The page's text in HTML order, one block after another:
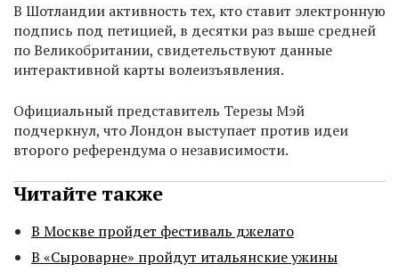
В Шотландии активность тех, кто ставит электронную
подпись под петицией, в десятки раз выше средней
по Великобритании, свидетельствуют данные
интерактивной карты волеизъявления.
Официальный представитель Терезы Мэй
подчеркнул, что Лондон выступает против идеи
второго референдума о независимости.
Читайте также
В Москве пройдет фестиваль джелато
В «Сыроварне» пройдут итальянские ужины